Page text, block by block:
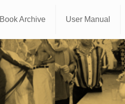
Book Archive User Manual